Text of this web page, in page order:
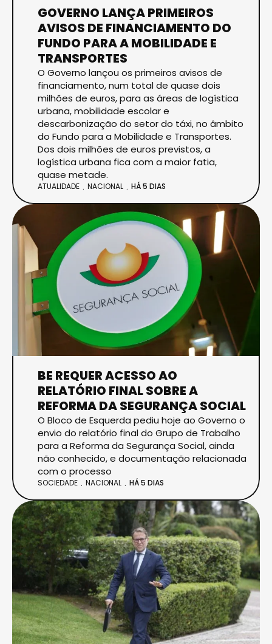
GOVERNO LANÇA PRIMEIROS
AVISOS DE FINANCIAMENTO DO
FUNDO PARA A MOBILIDADE E
TRANSPORTES
O Governo lançou os primeiros avisos de
financiamento, num total de quase dois
milhões de euros, para as áreas de logística
urbana, mobilidade escolar e
descarbonização do setor do táxi, no âmbito
do Fundo para a Mobilidade e Transportes.
Dos dois milhões de euros previstos, a
logística urbana fica com a maior fatia,
quase metade.
ATUALIDADE NACIONAL HÁ 5 DIAS
BE REQUER ACESSO AO
RELATÓRIO FINAL SOBRE A
REFORMA DA SEGURANÇA SOCIAL
O Bloco de Esquerda pediu hoje ao Governo o
envio do relatório final do Grupo de Trabalho
para a Reforma da Segurança Social, ainda
não conhecido, e documentação relacionada
com o processo
SOCIEDADE NACIONAL HÁ 5 DIAS